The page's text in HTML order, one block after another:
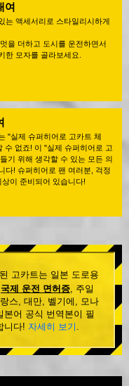
여
는 액세서리로 스타일리시하게
을 더하고 도시를 운전하면서
한 모자를 골라보세요.
"실제 슈퍼히어로 고카트 체
수 없죠! 이 "실제 슈퍼히어로 고
기 위해 생각할 수 있는 모든 의
다! 슈퍼히어로 팬 여러분, 걱정
상이 준비되어 있습니다!
고카트는 일본 도로용
국제 운전 면허증, 주일
스, 대만, 벨기에, 모나
어 공식 번역본이 필
니다! 자세히 보기 .